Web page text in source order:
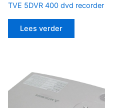
TVE 5DVR 400 dvd recorder
Lees verder